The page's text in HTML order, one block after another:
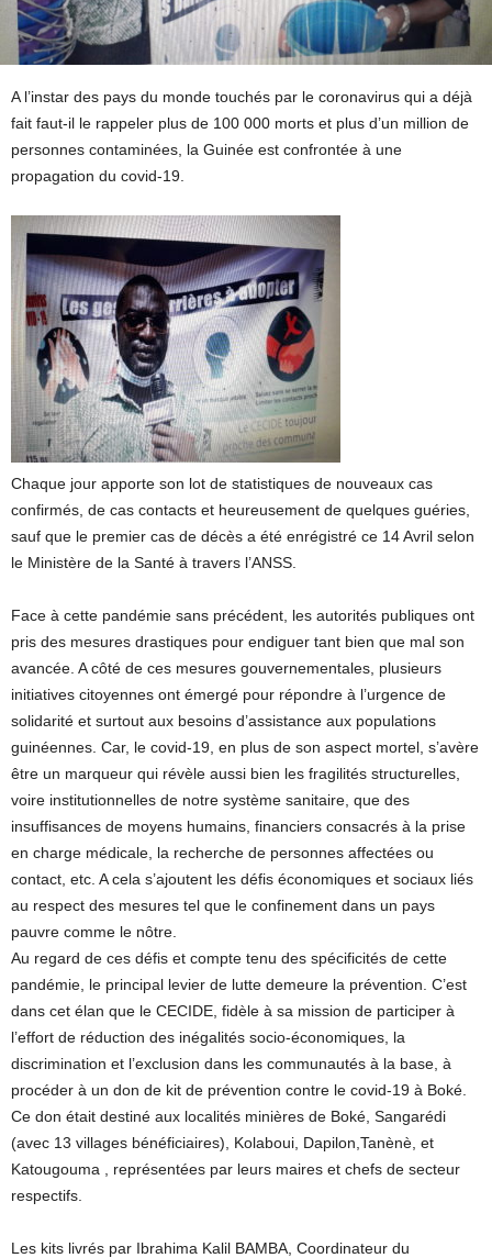
A l’instar des pays du monde touchés par le coronavirus qui a déjà
fait faut-il le rappeler plus de 100 000 morts et plus d’un million de
personnes contaminées, la Guinée est confrontée à une
propagation du covid-19.
Chaque jour apporte son lot de statistiques de nouveaux cas
confirmés, de cas contacts et heureusement de quelques guéries,
sauf que le premier cas de décès a été enrégistré ce 14 Avril selon
le Ministère de la Santé à travers l’ANSS.
Face à cette pandémie sans précédent, les autorités publiques ont
pris des mesures drastiques pour endiguer tant bien que mal son
avancée. A côté de ces mesures gouvernementales, plusieurs
initiatives citoyennes ont émergé pour répondre à l’urgence de
solidarité et surtout aux besoins d’assistance aux populations
guinéennes. Car, le covid-19, en plus de son aspect mortel, s’avère
être un marqueur qui révèle aussi bien les fragilités structurelles,
voire institutionnelles de notre système sanitaire, que des
insuffisances de moyens humains, financiers consacrés à la prise
en charge médicale, la recherche de personnes affectées ou
contact, etc. A cela s’ajoutent les défis économiques et sociaux liés
au respect des mesures tel que le confinement dans un pays
pauvre comme le nôtre.
Au regard de ces défis et compte tenu des spécificités de cette
pandémie, le principal levier de lutte demeure la prévention. C’est
dans cet élan que le CECIDE, fidèle à sa mission de participer à
l’effort de réduction des inégalités socio-économiques, la
discrimination et l’exclusion dans les communautés à la base, à
procéder à un don de kit de prévention contre le covid-19 à Boké.
Ce don était destiné aux localités minières de Boké, Sangarédi
(avec 13 villages bénéficiaires), Kolaboui, Dapilon,Tanènè, et
Katougouma , représentées par leurs maires et chefs de secteur
respectifs.
Les kits livrés par Ibrahima Kalil BAMBA, Coordinateur du